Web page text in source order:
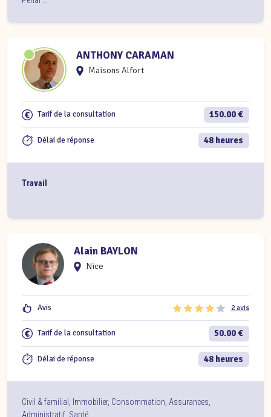
ANTHONY CARAMAN
Maisons Alfort
Tarif de la consultation 150.00 €
Délai de réponse 48 heures
Travail
Alain BAYLON
Nice
Avis 2 avis
Tarif de la consultation 50.00 €
Délai de réponse 48 heures
Civil & familial Immobilier, Consommation Assurances
Administratif Santé